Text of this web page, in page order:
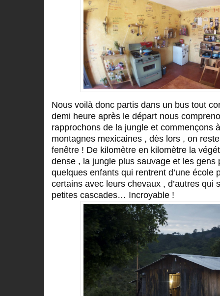
Nous voilà donc partis dans un bus tout
demi heure après le départ nous
rapprochons de la jungle et commençons
montagnes mexicaines , dès lors , on
fenêtre ! De kilomètre en kilomètre la
dense , la jungle plus sauvage et les gens
quelques enfants qui rentrent d’une école
certains avec leurs chevaux , d’autres qui
petites cascades… Incroyable !